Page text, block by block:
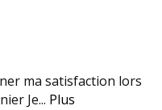
ma satisfaction lors
Je... Plus